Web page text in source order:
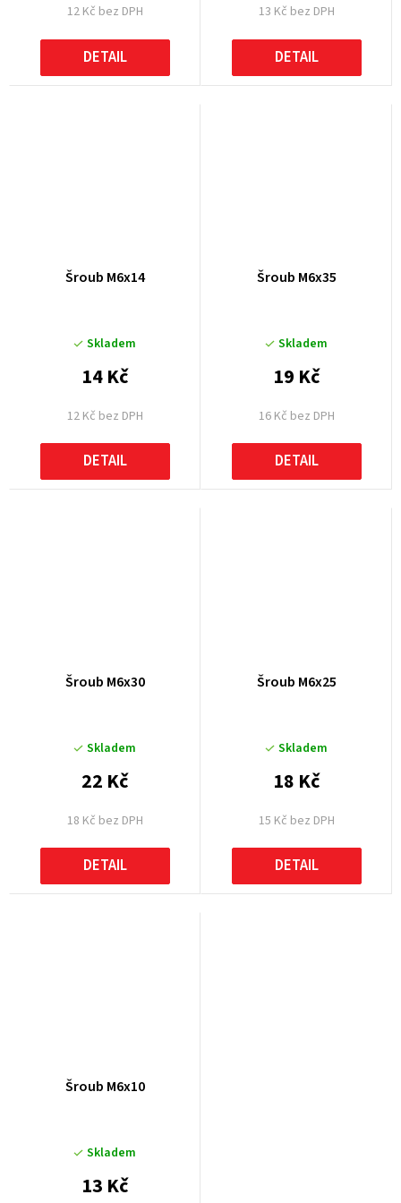
12 Kč bez DPH
DETAIL
13 Kč bez DPH
DETAIL
Šroub M6x14
Skladem
12 Kč bez DPH
14 Kč
DETAIL
Šroub M6x35
Skladem
16 Kč bez DPH
19 Kč
DETAIL
Šroub M6x30
Skladem
18 Kč bez DPH
22 Kč
DETAIL
Šroub M6x25
Skladem
15 Kč bez DPH
18 Kč
DETAIL
Šroub M6x10
Skladem
13 Kč